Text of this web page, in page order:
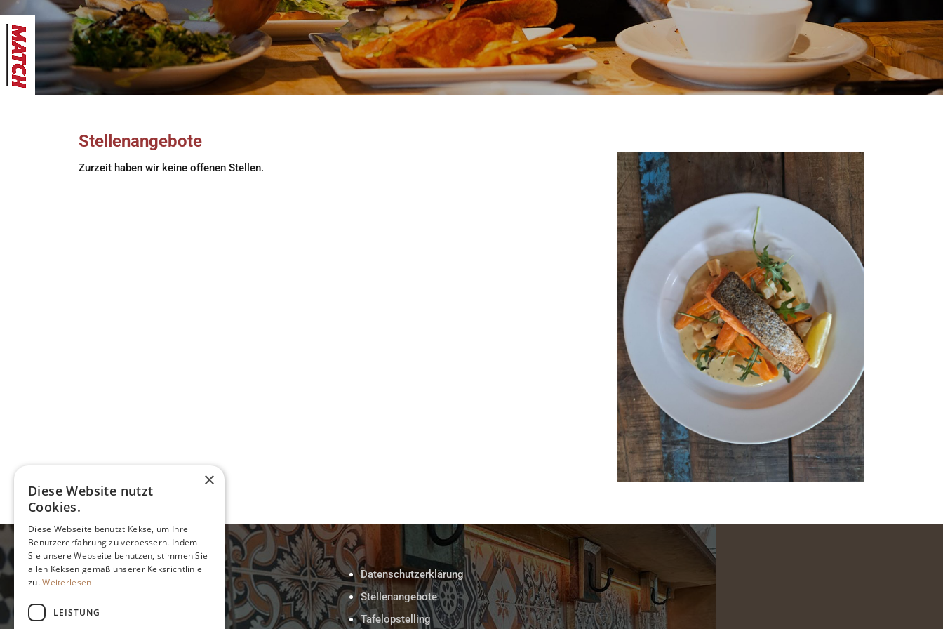
Stellenangebote
Zurzeit haben wir keine offenen Stellen.
Daten
1066 PZ Amsterdam
Datenschutzerklärung
Stellenangebote
Tafelopstelling
×
Diese Website nutzt
Cookies.
Diese Webseite benutzt Kekse, um Ihre
Benutzererfahrung zu verbessern. Indem
Sie unsere Webseite benutzen, stimmen Sie
allen Keksen gemäß unserer Keksrichtlinie
zu.Weiterlesen
LEISTUNG